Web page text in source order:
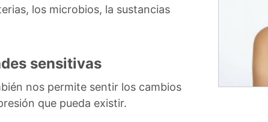
los microbios, la sustancias
sensitivas
nos permite sentir los cambios
que pueda existir.